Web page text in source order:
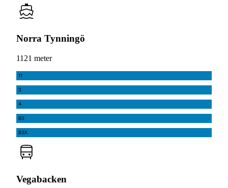
Norra Tynningö
1121 meter
11
3
4
83
83X
Vegabacken